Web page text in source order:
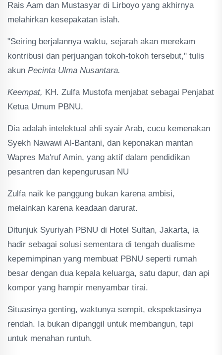
Rais Aam dan Mustasyar di Lirboyo yang akhirnya
melahirkan kesepakatan islah.
"Seiring berjalannya waktu, sejarah akan merekam
kontribusi dan perjuangan tokoh-tokoh tersebut," tulis
akun Pecinta Ulma Nusantara.
Keempat, KH. Zulfa Mustofa menjabat sebagai Penjabat
Ketua Umum PBNU.
Dia adalah intelektual ahli syair Arab, cucu kemenakan
Syekh Nawawi Al-Bantani, dan keponakan mantan
Wapres Ma'ruf Amin, yang aktif dalam pendidikan
pesantren dan kepengurusan NU
Zulfa naik ke panggung bukan karena ambisi,
melainkan karena keadaan darurat.
Ditunjuk Syuriyah PBNU di Hotel Sultan, Jakarta, ia
hadir sebagai solusi sementara di tengah dualisme
kepemimpinan yang membuat PBNU seperti rumah
besar dengan dua kepala keluarga, satu dapur, dan api
kompor yang hampir menyambar tirai.
Situasinya genting, waktunya sempit, ekspektasinya
rendah. Ia bukan dipanggil untuk membangun, tapi
untuk menahan runtuh.